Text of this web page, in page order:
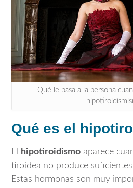
Qué le pasa a la persona
Qué es el
El hipotiroidismo aparece
tiroidea no produce
Estas hormonas son muy